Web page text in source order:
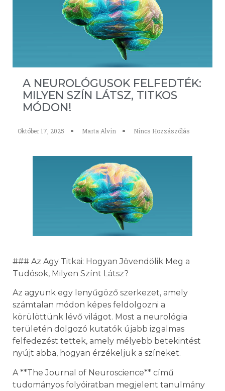
A NEUROLÓGUSOK FELFEDTÉK:
MILYEN SZÍN LÁTSZ, TITKOS
MÓDON!
Október 17, 2025 Marta Alvin Nincs Hozzászólás
### Az Agy Titkai: Hogyan Jövendölik Meg a
Tudósok, Milyen Színt Látsz?
Az agyunk egy lenyűgöző szerkezet, amely
számtalan módon képes feldolgozni a
körülöttünk lévő világot. Most a neurológia
területén dolgozó kutatók újabb izgalmas
felfedezést tettek, amely mélyebb betekintést
nyújt abba, hogyan érzékeljük a színeket.
A **The Journal of Neuroscience** című
tudományos folyóiratban megjelent tanulmány